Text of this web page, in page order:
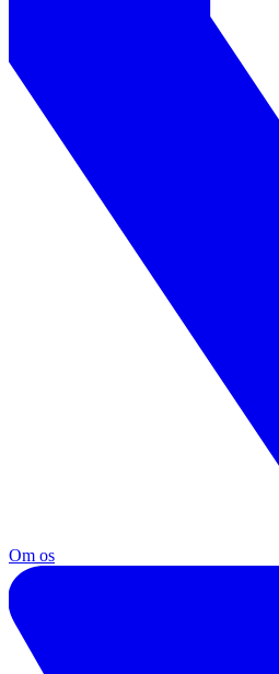
Om os